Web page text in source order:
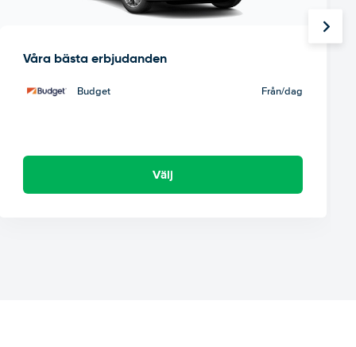
Våra bästa erbjudanden
Budget Från/dag
Välj